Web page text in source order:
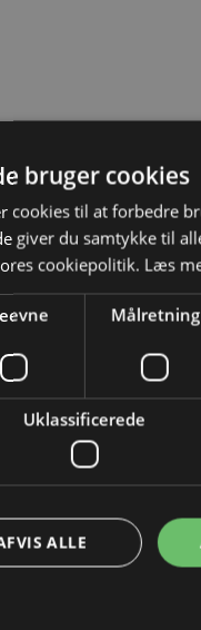
bruger cookies
cookies til at forbedre
giver du samtykke til
cookiepolitik. Læs
Målretning
Uklassificerede
ALLE